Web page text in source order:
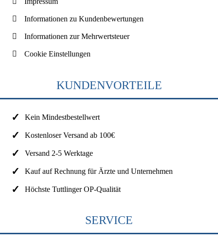
Informationen zu Kundenbewertungen
Informationen zur Mehrwertsteuer
Cookie Einstellungen
KUNDENVORTEILE
Kein Mindestbestellwert
Kostenloser Versand ab 100€
Versand 2-5 Werktage
Kauf auf Rechnung für Ärzte und Unternehmen
Höchste Tuttlinger OP-Qualität
SERVICE